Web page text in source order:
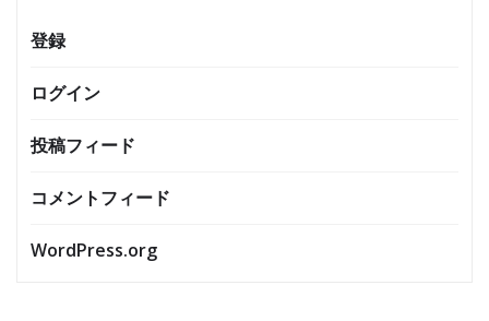
登録
ログイン
投稿フィード
コメントフィード
WordPress.org